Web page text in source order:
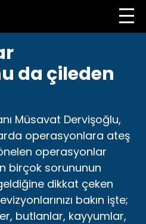
da çileden
Müsavat Dervişoğlu,
operasyonlara ateş
operasyonlar
birçok sorununun
dikkat çeken
bakın işte;
butlanlar, kayyumlar,